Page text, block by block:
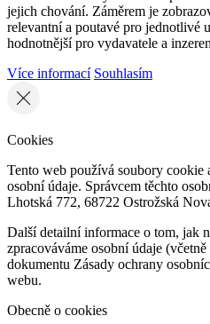
jejich chování. Záměrem je
relevantní a poutavé pro jednotlivé
hodnotnější pro vydavatele a
Více informací Souhlasím
Cookies
Tento web používá soubory cookie
osobní údaje. Správcem těchto
Lhotská 772, 68722 Ostrožská
Další detailní informace o tom, jak
zpracováváme osobní údaje
dokumentu Zásady ochrany
webu.
Obecně o cookies